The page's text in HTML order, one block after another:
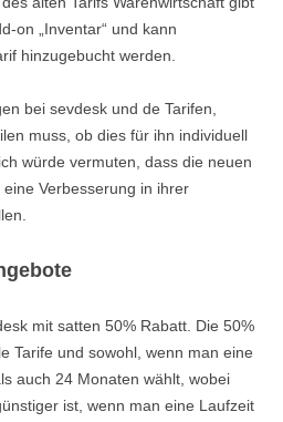
on „Inventar“ und kann
hinzugebucht werden.
bei sevdesk und de Tarifen,
muss, ob dies für ihn individuell
würde vermuten, dass die neuen
Verbesserung in ihrer
mit satten 50% Rabatt. Die 50%
Tarife und sowohl, wenn man eine
auch 24 Monaten wählt, wobei
ist, wenn man eine Laufzeit